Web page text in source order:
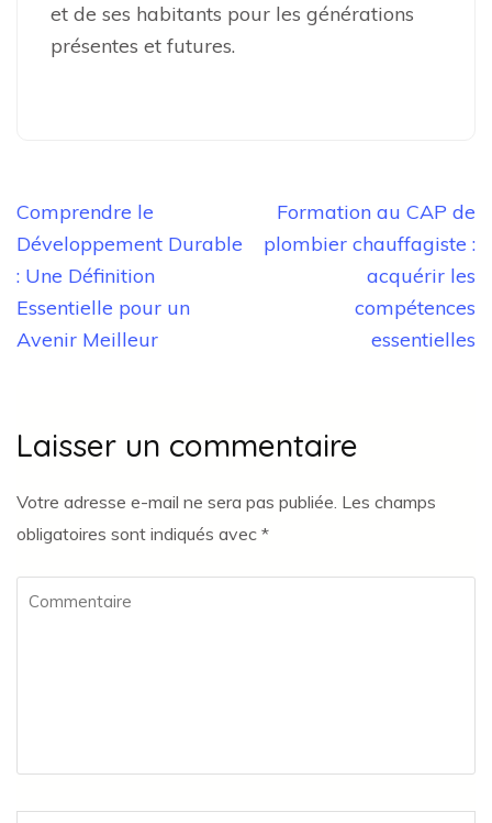
et de ses habitants pour les générations
présentes et futures.
Navigation
de
l’article
Comprendre le
Développement Durable
: Une Définition
Essentielle pour un
Avenir Meilleur
Formation au CAP de
plombier chauffagiste :
acquérir les
compétences
essentielles
Laisser un commentaire
Votre adresse e-mail ne sera pas publiée. Les champs
obligatoires sont indiqués avec *
Commentaire